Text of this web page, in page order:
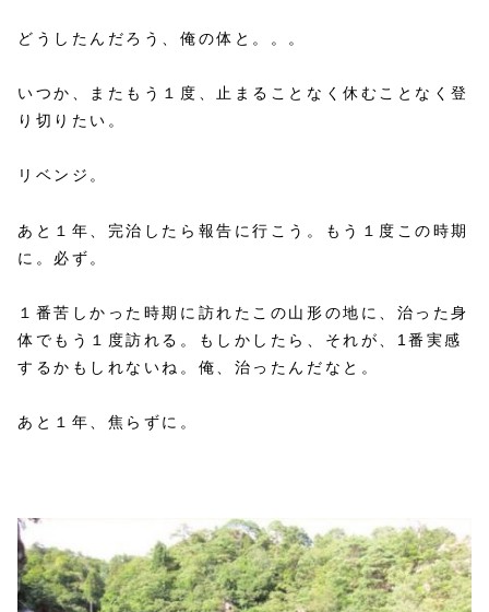
どうしたんだろう、俺の体と。。。
いつか、またもう１度、止まることなく休むことなく登
り切りたい。
リベンジ。
あと１年、完治したら報告に行こう。もう１度この時期
に。必ず。
１番苦しかった時期に訪れたこの山形の地に、治った身
体でもう１度訪れる。もしかしたら、それが、1番実感
するかもしれないね。俺、治ったんだなと。
あと１年、焦らずに。